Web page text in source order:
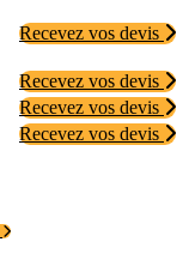
Recevez vos devis
Recevez vos devis
Recevez vos devis
Recevez vos devis